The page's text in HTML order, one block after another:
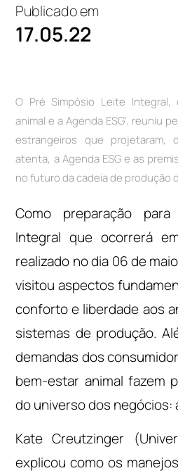
Publicado em
17.05.22
O Pré Simpósio Leite
animal e a Agenda ESG', reuniu
estrangeiros que projetaram,
atenta, a Agenda ESG e as
no futuro da cadeia de produção
Como preparação
Integral que ocorrerá
realizado no dia 06 de
visitou aspectos
conforto e liberdade aos
sistemas de produção.
demandas dos
bem-estar animal fazem
do universo dos negócios:
Kate Creutzinger
explicou como os